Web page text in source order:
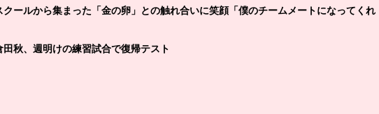
ールから集まった「金の卵」との触れ合いに笑顔「僕のチームメートになってくれ
秋、週明けの練習試合で復帰テスト